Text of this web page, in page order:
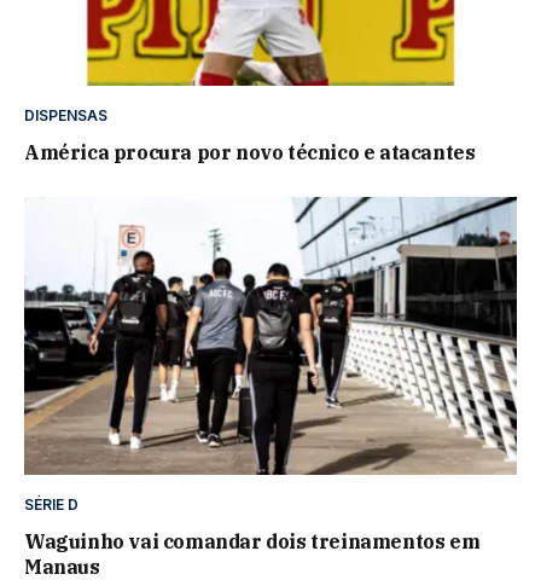
DISPENSAS
América procura por novo técnico e atacantes
SÉRIE D
Waguinho vai comandar dois treinamentos em
Manaus